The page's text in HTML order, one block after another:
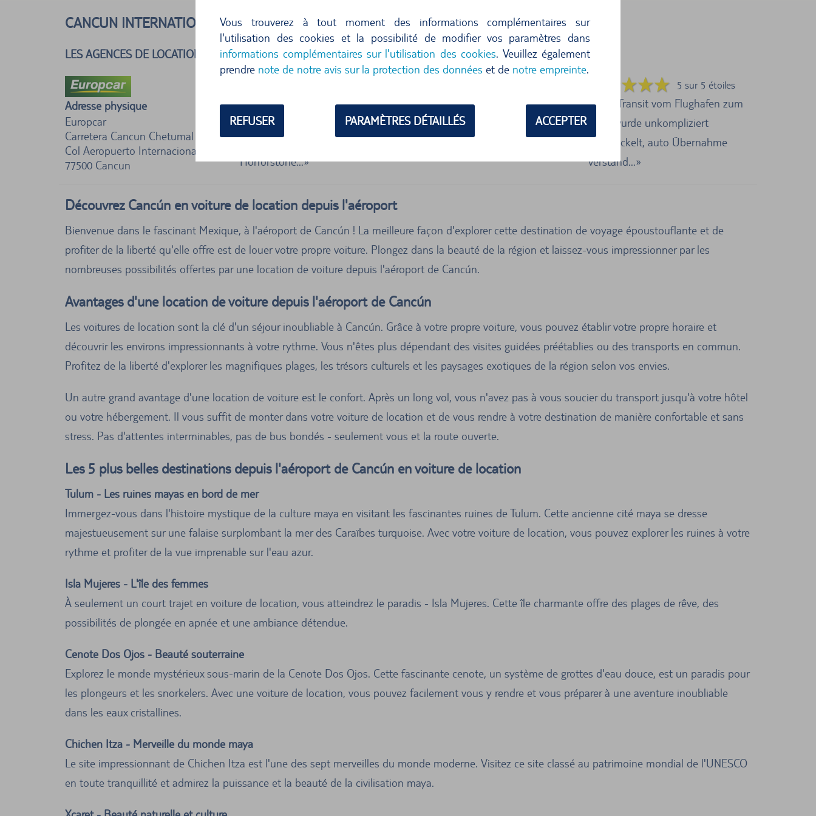
Vous trouverez à tout moment des informations complémentaires sur
l'utilisation des cookies et la possibilité de modifier vos paramètres dans
informations complémentaires sur l'utilisation des cookies. Veuillez également
prendre note de notre avis sur la protection des données et de notre empreinte.
REFUSER PARAMÈTRES DÉTAILLÉS ACCEPTER
CANCUN INTERNATIONAL AÉROPORT, MEXIQUE
LES AGENCES DE LOCATION DE VOITURES SUIVANTES SONT SITUÉES SUR LE SITE
Adresse physique
Europcar
Carretera Cancun Chetumal Km 22
Col Aeropuerto Internacional
77500 Cancun
Ich hatte so Bammel, einen
Mietwagen in Cancun zu mieten
Horrorstorie...
Very willing....
5 sur 5 étoiles
Kurz Transit vom Flughafen zum
Auto wurde unkompliziert
abgewickelt, auto Übernahme
verständ...
Découvrez Cancún en voiture de location depuis l'aéroport
Bienvenue dans le fascinant Mexique, à l'aéroport de Cancún ! La meilleure façon d'explorer cette destination de voyage époustouflante et de
profiter de la liberté qu'elle offre est de louer votre propre voiture. Plongez dans la beauté de la région et laissez-vous impressionner par les
nombreuses possibilités offertes par une location de voiture depuis l'aéroport de Cancún.
Avantages d'une location de voiture depuis l'aéroport de Cancún
Les voitures de location sont la clé d'un séjour inoubliable à Cancún. Grâce à votre propre voiture, vous pouvez établir votre propre horaire et
découvrir les environs impressionnants à votre rythme. Vous n'êtes plus dépendant des visites guidées préétablies ou des transports en commun.
Profitez de la liberté d'explorer les magnifiques plages, les trésors culturels et les paysages exotiques de la région selon vos envies.
Un autre grand avantage d'une location de voiture est le confort. Après un long vol, vous n'avez pas à vous soucier du transport jusqu'à votre hôtel
ou votre hébergement. Il vous suffit de monter dans votre voiture de location et de vous rendre à votre destination de manière confortable et sans
stress. Pas d'attentes interminables, pas de bus bondés - seulement vous et la route ouverte.
Les 5 plus belles destinations depuis l'aéroport de Cancún en voiture de location
Tulum - Les ruines mayas en bord de mer
Immergez-vous dans l'histoire mystique de la culture maya en visitant les fascinantes ruines de Tulum. Cette ancienne cité maya se dresse
majestueusement sur une falaise surplombant la mer des Caraïbes turquoise. Avec votre voiture de location, vous pouvez explorer les ruines à votre
rythme et profiter de la vue imprenable sur l'eau azur.
Isla Mujeres - L'île des femmes
À seulement un court trajet en voiture de location, vous atteindrez le paradis - Isla Mujeres. Cette île charmante offre des plages de rêve, des
possibilités de plongée en apnée et une ambiance détendue.
Cenote Dos Ojos - Beauté souterraine
Explorez le monde mystérieux sous-marin de la Cenote Dos Ojos. Cette fascinante cenote, un système de grottes d'eau douce, est un paradis pour
les plongeurs et les snorkelers. Avec une voiture de location, vous pouvez facilement vous y rendre et vous préparer à une aventure inoubliable
dans les eaux cristallines.
Chichen Itza - Merveille du monde maya
Le site impressionnant de Chichen Itza est l'une des sept merveilles du monde moderne. Visitez ce site classé au patrimoine mondial de l'UNESCO
en toute tranquillité et admirez la puissance et la beauté de la civilisation maya.